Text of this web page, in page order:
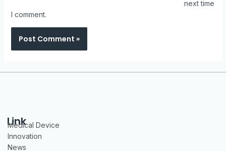
next time
I comment.
Link
Medical Device
Innovation
News